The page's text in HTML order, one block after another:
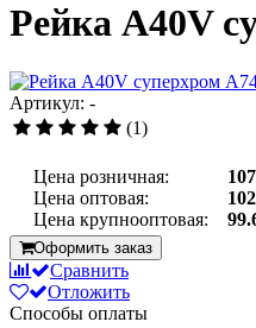
Рейка A40V
Артикул: -
(1)
Цена розничная:
Цена оптовая:
Цена крупнооптовая:
Оформить заказ
Сравнить
Отложить
Способы оплаты